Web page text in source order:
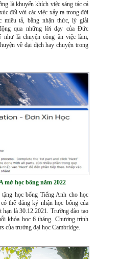
là khuyến khích việc sáng tác cá
đối với các việc xảy ra trong đời
miêu tả, bằng nhận thức, lý giải
qua những lời dạy của Đức
như là chuyện công ăn việc làm,
về đại dịch hay chuyện trong
mở học bổng năm 2022
học bổng Tiếng Anh cho học
thể đăng ký nhận học bổng của
là 30.12.2021. Trường đào tạo
khóa học 6 tháng. Chương trình
của trường đại học Cambridge.